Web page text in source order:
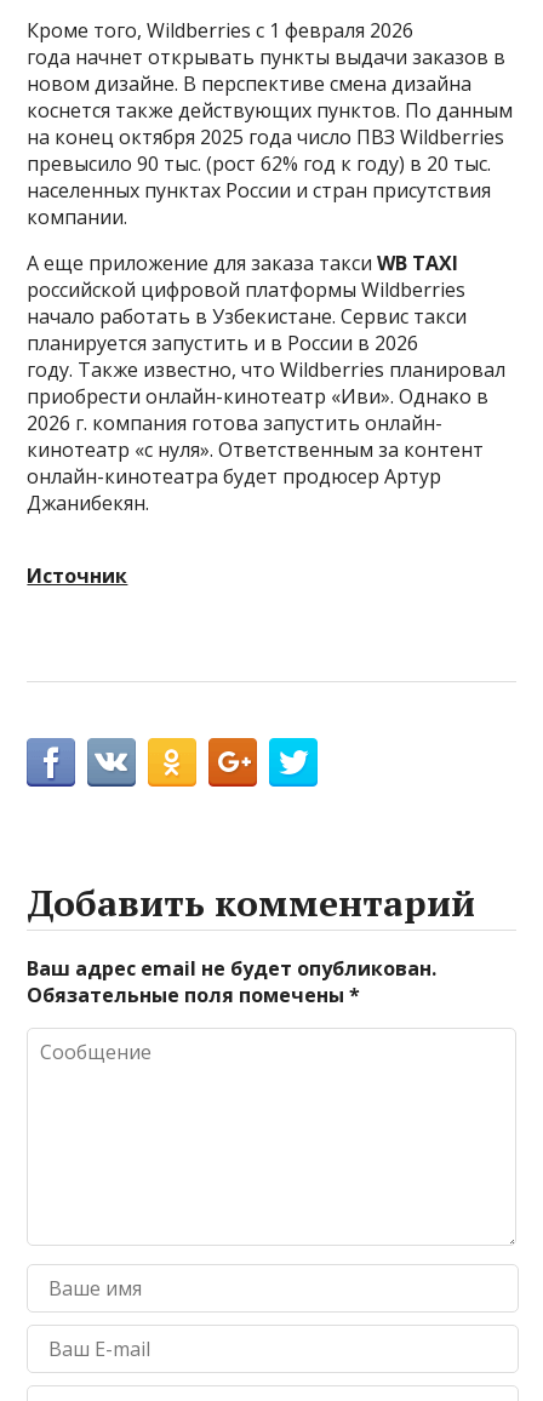
Кроме того, Wildberries с 1 февраля 2026
года начнет открывать пункты выдачи заказов в
новом дизайне. В перспективе смена дизайна
коснется также действующих пунктов. По данным
на конец октября 2025 года число ПВЗ Wildberries
превысило 90 тыс. (рост 62% год к году) в 20 тыс.
населенных пунктах России и стран присутствия
компании.
А еще приложение для заказа таксиWB TAXI
российской цифровой платформы Wildberries
начало работать в Узбекистане. Сервис такси
планируется запустить и в России в 2026
году. Также известно, что Wildberries планировал
приобрести онлайн-кинотеатр «Иви». Однако в
2026 г. компания готова запустить онлайн-
кинотеатр «с нуля». Ответственным за контент
онлайн-кинотеатра будет продюсер Артур
Джанибекян.
Источник
Добавить комментарий
Ваш адрес email не будет опубликован.
Обязательные поля помечены*